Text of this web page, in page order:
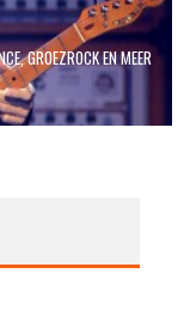
GROEZROCK EN MEER